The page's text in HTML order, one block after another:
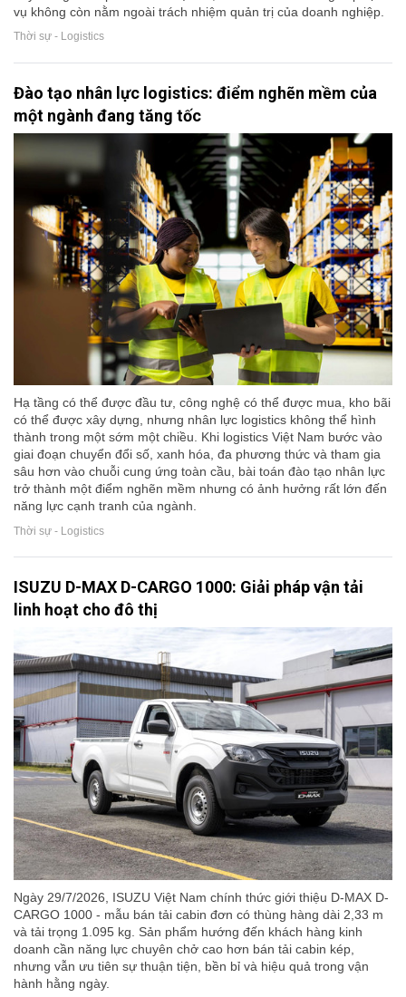
vụ không còn nằm ngoài trách nhiệm quản trị của doanh nghiệp.
Thời sự - Logistics
Đào tạo nhân lực logistics: điểm nghẽn mềm của
một ngành đang tăng tốc
Hạ tầng có thể được đầu tư, công nghệ có thể được mua, kho bãi
có thể được xây dựng, nhưng nhân lực logistics không thể hình
thành trong một sớm một chiều. Khi logistics Việt Nam bước vào
giai đoạn chuyển đổi số, xanh hóa, đa phương thức và tham gia
sâu hơn vào chuỗi cung ứng toàn cầu, bài toán đào tạo nhân lực
trở thành một điểm nghẽn mềm nhưng có ảnh hưởng rất lớn đến
năng lực cạnh tranh của ngành.
Thời sự - Logistics
ISUZU D-MAX D-CARGO 1000: Giải pháp vận tải
linh hoạt cho đô thị
Ngày 29/7/2026, ISUZU Việt Nam chính thức giới thiệu D-MAX D-
CARGO 1000 - mẫu bán tải cabin đơn có thùng hàng dài 2,33 m
và tải trọng 1.095 kg. Sản phẩm hướng đến khách hàng kinh
doanh cần năng lực chuyên chở cao hơn bán tải cabin kép,
nhưng vẫn ưu tiên sự thuận tiện, bền bỉ và hiệu quả trong vận
hành hằng ngày.